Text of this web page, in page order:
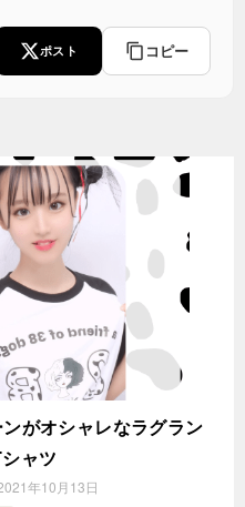
ポスト コピー
がオシャレなラグラン
ャツ
年10月13日